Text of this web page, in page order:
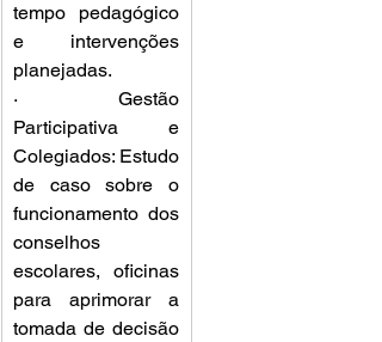
tempo pedagógico
e intervenções
planejadas.
· Gestão
Participativa e
Colegiados: Estudo
de caso sobre o
funcionamento dos
conselhos
escolares, oficinas
para aprimorar a
tomada de decisão